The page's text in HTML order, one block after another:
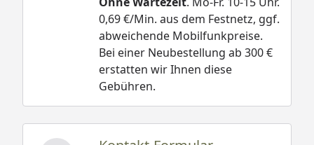
0,69 €/Min. aus dem Festnetz, ggf.
abweichende Mobilfunkpreise.
Bei einer Neubestellung ab 300 €
erstatten wir Ihnen diese
Gebühren.